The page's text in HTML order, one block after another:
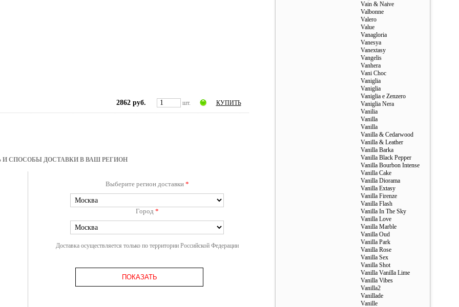
2862 руб. шт. КУПИТЬ
И СПОСОБЫ ДОСТАВКИ В ВАШ РЕГИОН
Выберите регион доставки *
Город *
Доставка осуществляется только по территории Российской Федерации
ПОКАЗАТЬ
Vain & Naive
Valbonne
Valero
Value
Vanagloria
Vanesya
Vanextasy
Vangelis
Vanhera
Vani Choc
Vaniglia
Vaniglia
Vaniglia e Zenzero
Vaniglia Nera
Vanilia
Vanilla
Vanilla
Vanilla & Cedarwood
Vanilla & Leather
Vanilla Barka
Vanilla Black Pepper
Vanilla Bourbon Intense
Vanilla Cake
Vanilla Diorama
Vanilla Extasy
Vanilla Firenze
Vanilla Flash
Vanilla In The Sky
Vanilla Love
Vanilla Marble
Vanilla Oud
Vanilla Park
Vanilla Rose
Vanilla Sex
Vanilla Shot
Vanilla Vanilla Lime
Vanilla Vibes
Vanilla2
Vanillade
Vanille